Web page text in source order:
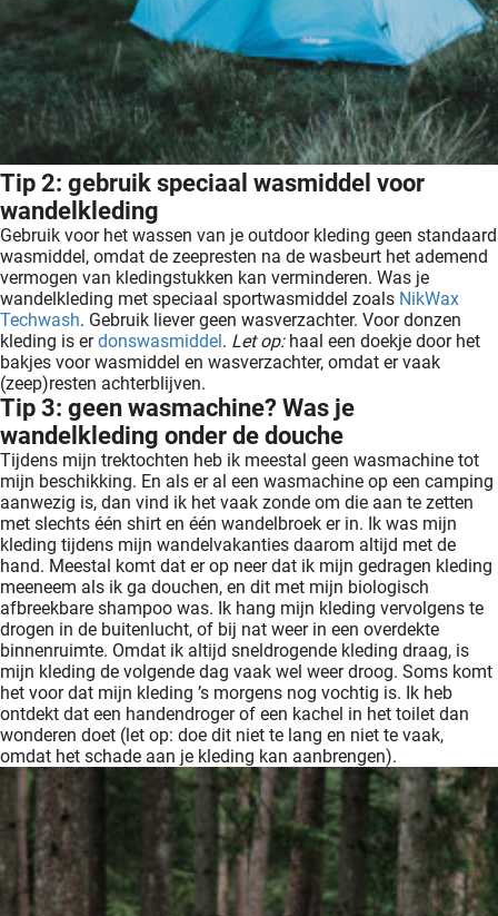
Tip 2: gebruik speciaal wasmiddel voor
wandelkleding
Gebruik voor het wassen van je outdoor kleding geen standaard
wasmiddel, omdat de zeepresten na de wasbeurt het ademend
vermogen van kledingstukken kan verminderen. Was je
wandelkleding met speciaal sportwasmiddel zoals NikWax
Techwash. Gebruik liever geen wasverzachter. Voor donzen
kleding is erdonswasmiddel. Let op: haal een doekje door het
bakjes voor wasmiddel en wasverzachter, omdat er vaak
(zeep)resten achterblijven.
Tip 3: geen wasmachine? Was je
wandelkleding onder de douche
Tijdens mijn trektochten heb ik meestal geen wasmachine tot
mijn beschikking. En als er al een wasmachine op een camping
aanwezig is, dan vind ik het vaak zonde om die aan te zetten
met slechts één shirt en één wandelbroek er in. Ik was mijn
kleding tijdens mijn wandelvakanties daarom altijd met de
hand. Meestal komt dat er op neer dat ik mijn gedragen kleding
meeneem als ik ga douchen, en dit met mijn biologisch
afbreekbare shampoo was. Ik hang mijn kleding vervolgens te
drogen in de buitenlucht, of bij nat weer in een overdekte
binnenruimte. Omdat ik altijd sneldrogende kleding draag, is
mijn kleding de volgende dag vaak wel weer droog. Soms komt
het voor dat mijn kleding ’s morgens nog vochtig is. Ik heb
ontdekt dat een handendroger of een kachel in het toilet dan
wonderen doet (let op: doe dit niet te lang en niet te vaak,
omdat het schade aan je kleding kan aanbrengen).